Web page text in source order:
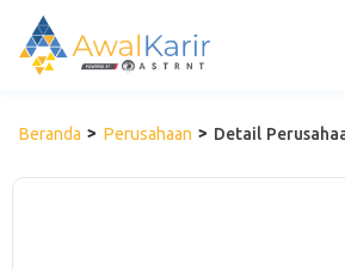
Beranda Perusahaan Detail